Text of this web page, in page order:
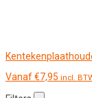
Vanaf€7,95 incl.